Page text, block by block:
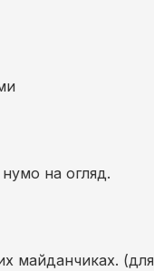
на огляд.
майданчиках. (для